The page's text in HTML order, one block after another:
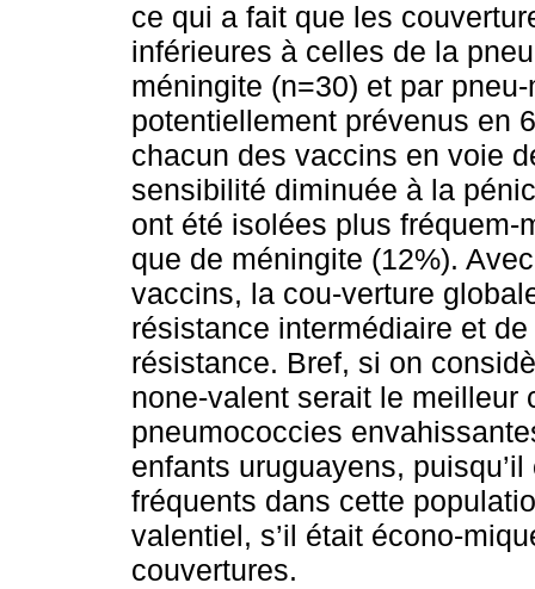
ce qui a fait que les
inférieures à celles de la
méningite (n=30) et par
potentiellement prévenus en
chacun des vaccins en voie
sensibilité diminuée à la
ont été isolées plus fréquem-
que de méningite (12%).
vaccins, la cou-verture
résistance intermédiaire et
résistance. Bref, si on
none-valent serait le meilleur
pneumococcies
enfants uruguayens,
fréquents dans cette
valentiel, s’il était écono-
couvertures.